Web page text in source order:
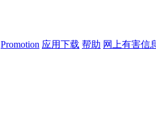
Promotion 应用下载 帮助 网上有害信